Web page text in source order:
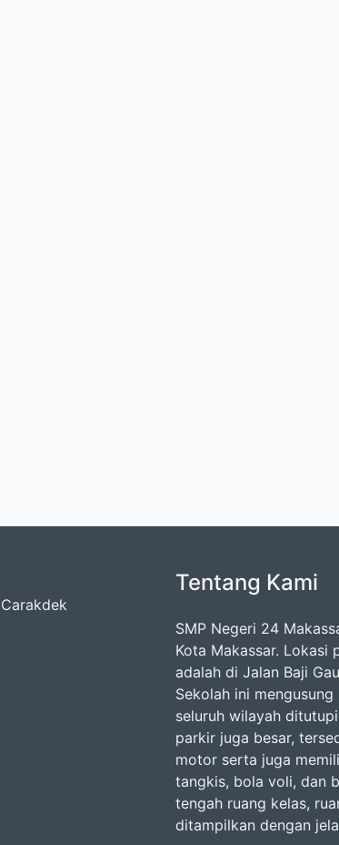
Tentang Kami
SMP Negeri 24
Kota Makassar. Lokasi
adalah di Jalan Baji
Sekolah ini
seluruh wilayah
parkir juga besar,
motor serta juga
tangkis, bola voli, dan
tengah ruang kelas,
ditampilkan dengan